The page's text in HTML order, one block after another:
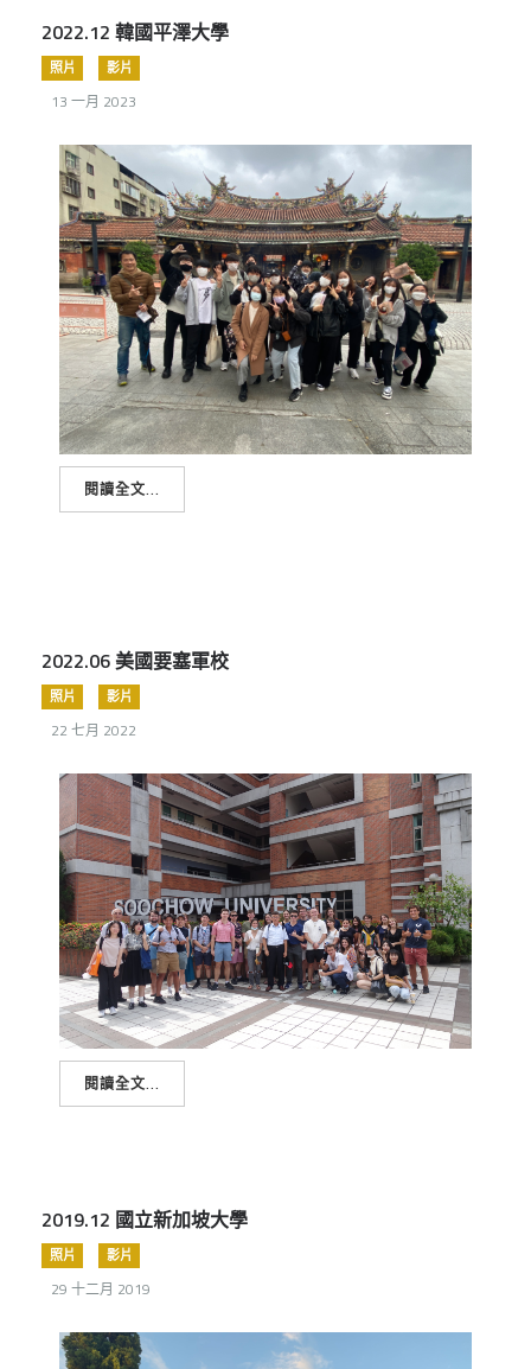
2022.12 韓國平澤大學
照片 影片
13 一月 2023
閱讀全文...
2022.06 美國要塞軍校
照片 影片
22 七月 2022
閱讀全文...
2019.12 國立新加坡大學
照片 影片
29 十二月 2019